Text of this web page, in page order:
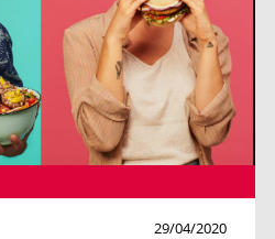
29/04/2020